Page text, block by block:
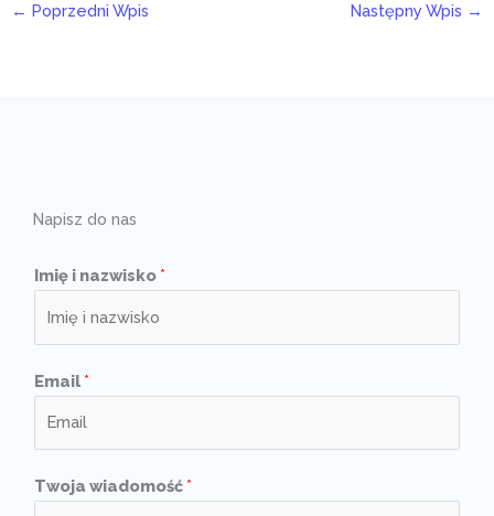
← Poprzedni Wpis Następny Wpis →
Napisz do nas
Imię i nazwisko *
Email *
Twoja wiadomość *